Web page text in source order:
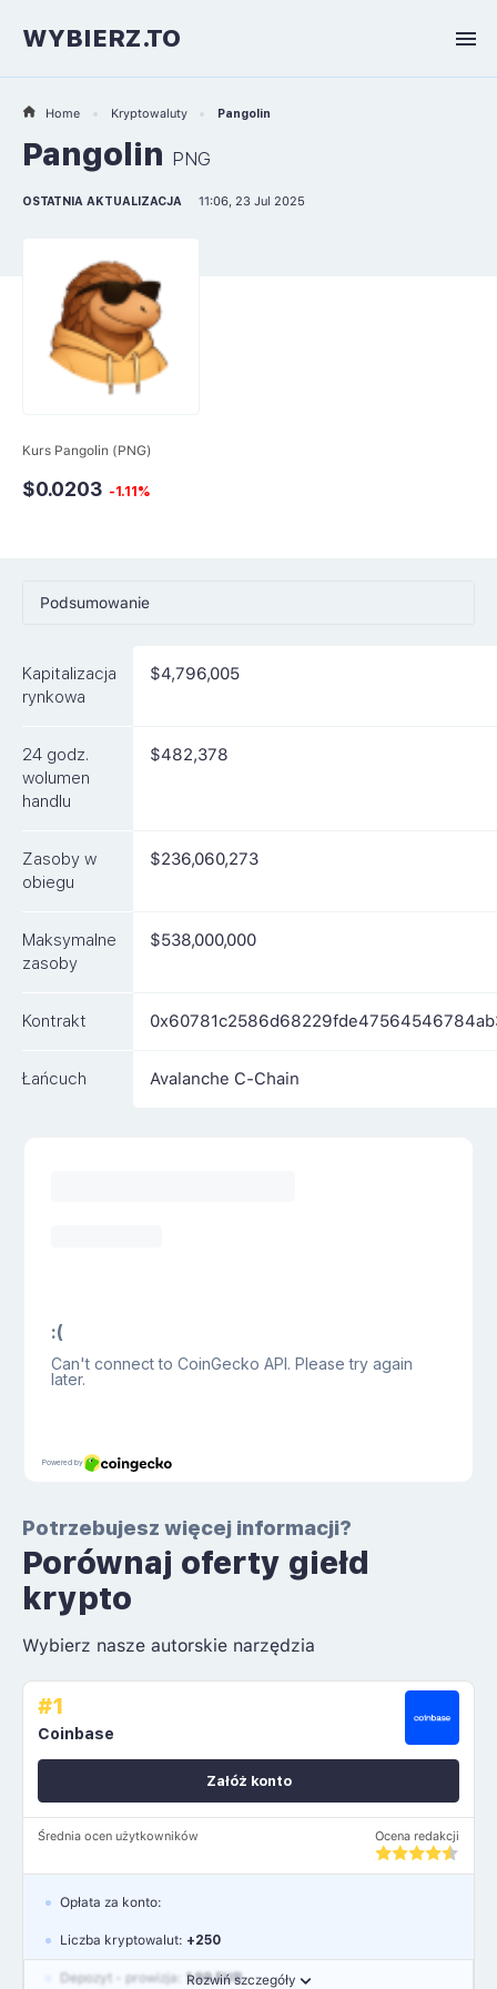
WYBIERZ.TO
Home Kryptowaluty Pangolin
Pangolin PNG
OSTATNIA AKTUALIZACJA 11:06, 23 Jul 2025
Kurs Pangolin (PNG)
$0.0203 -1.11%
Podsumowanie
Rynki
FAQ
Kapitalizacja
rynkowa
$4,796,005
24 godz.
wolumen
handlu
$482,378
Zasoby w
obiegu
$236,060,273
Maksymalne
zasoby
$538,000,000
Kontrakt
Łańcuch Avalanche C-Chain
Potrzebujesz więcej informacji?
Porównaj oferty giełd
krypto
Wybierz nasze autorskie narzędzia
#1
Coinbase
Średnia ocen użytkowników Ocena redakcji
Załóż konto
Rozwiń szczegóły
Opłata za konto:
Liczba kryptowalut: +250
Depozyt - prowizja: 1.99 EUR